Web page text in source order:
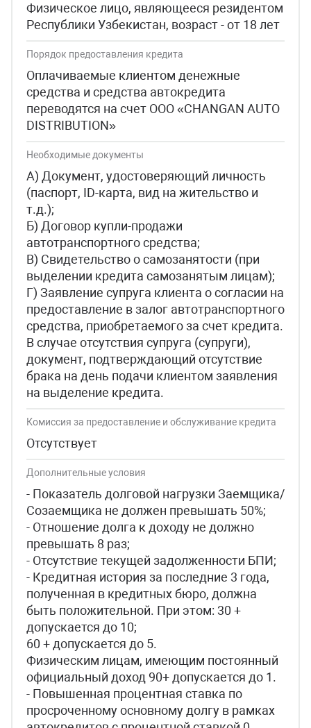
Физическое лицо, являющееся резидентом
Республики Узбекистан, возраст - от 18 лет
Порядок предоставления кредита
Оплачиваемые клиентом денежные
средства и средства автокредита
переводятся на счет ООО «CHANGAN AUTO
DISTRIBUTION»
Необходимые документы
А) Документ, удостоверяющий личность
(паспорт, ID-карта, вид на жительство и
т.д.);
Б) Договор купли-продажи
автотранспортного средства;
В) Свидетельство о самозанятости (при
выделении кредита самозанятым лицам);
Г) Заявление супруга клиента о согласии на
предоставление в залог автотранспортного
средства, приобретаемого за счет кредита.
В случае отсутствия супруга (супруги),
документ, подтверждающий отсутствие
брака на день подачи клиентом заявления
на выделение кредита.
Комиссия за предоставление и обслуживание кредита
Отсутствует
Дополнительные условия
- Показатель долговой нагрузки Заемщика/
Созаемщика не должен превышать 50%;
- Отношение долга к доходу не должно
превышать 8 раз;
- Отсутствие текущей задолженности БПИ;
- Кредитная история за последние 3 года,
полученная в кредитных бюро, должна
быть положительной. При этом: 30 +
допускается до 10;
60 + допускается до 5.
Физическим лицам, имеющим постоянный
официальный доход 90+ допускается до 1.
- Повышенная процентная ставка по
просроченному основному долгу в рамках